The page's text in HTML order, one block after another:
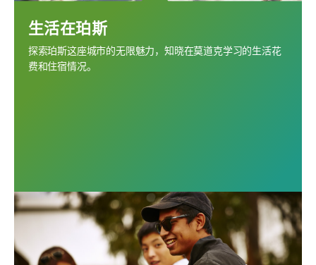
生活在珀斯
探索珀斯这座城市的无限魅力，知晓在莫道克学习的生活花
费和住宿情况。